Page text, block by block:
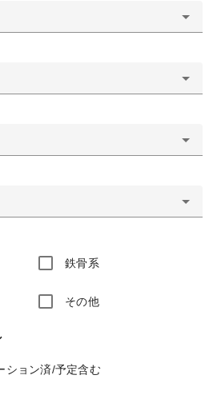
鉄骨系
その他
ション済/予定含む